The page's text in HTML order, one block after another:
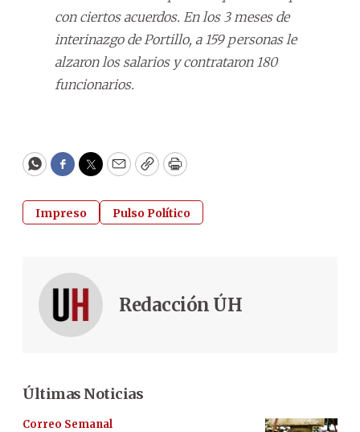
con ciertos acuerdos. En los 3 meses de
interinazgo de Portillo, a 159 personas le
alzaron los salarios y contrataron 180
funcionarios.
WhatsApp
Facebook
Twitter
EmailCopyPrint
Impreso Pulso Político
Redacción ÚH
Últimas Noticias
Correo Semanal